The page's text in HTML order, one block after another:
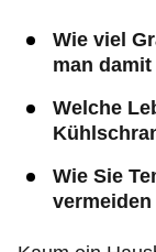
Wie viel
man
Welche
Wie Sie
vermeiden